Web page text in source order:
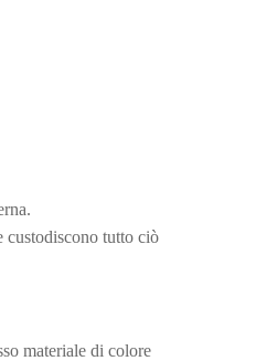
custodiscono tutto ciò
materiale di colore